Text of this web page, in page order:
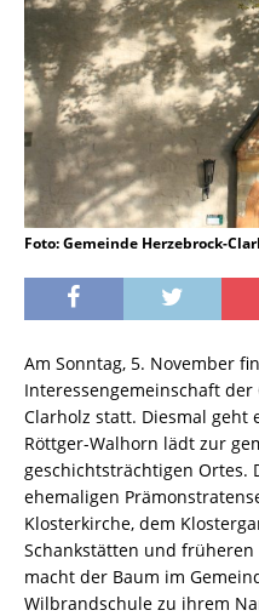
Foto: Gemeinde Herzebrock-
Am Sonntag, 5. November
Interessengemeinschaft
Clarholz statt. Diesmal geht
Röttger-Walhorn lädt zur
geschichtsträchtigen Ortes.
ehemaligen
Klosterkirche, dem
Schankstätten und
macht der Baum im
Wilbrandschule zu ihrem